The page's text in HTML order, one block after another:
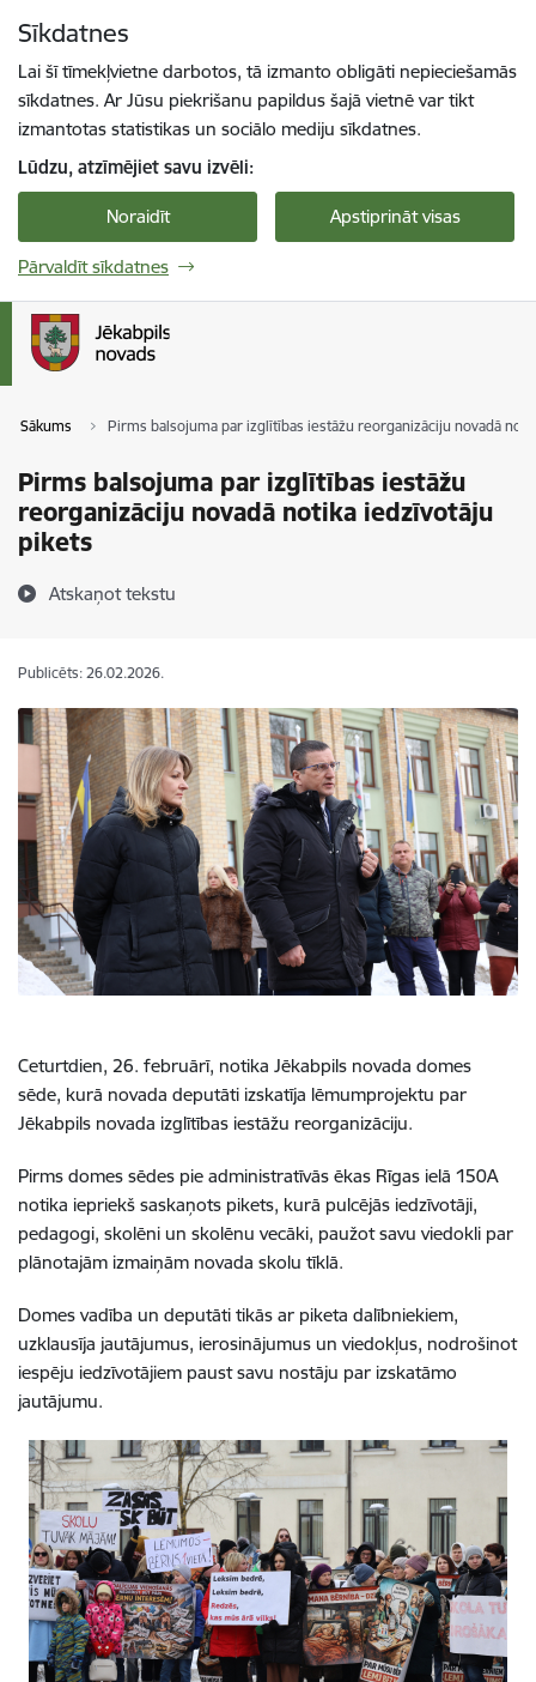
Sīkdatnes
Lai šī tīmekļvietne darbotos, tā izmanto obligāti nepieciešamās
sīkdatnes. Ar Jūsu piekrišanu papildus šajā vietnē var tikt
izmantotas statistikas un sociālo mediju sīkdatnes.
Lūdzu, atzīmējiet savu izvēli:
Noraidīt Apstiprināt visas
Pārvaldīt sīkdatnes
Sākums Pirms balsojuma par izglītības iestāžu reorganizāciju novadā
Pirms balsojuma par izglītības iestāžu
reorganizāciju novadā notika iedzīvotāju
pikets
Atskaņot tekstu
Publicēts: 26.02.2026.
Ceturtdien, 26. februārī, notika Jēkabpils novada domes
sēde, kurā novada deputāti izskatīja lēmumprojektu par
Jēkabpils novada izglītības iestāžu reorganizāciju.
Pirms domes sēdes pie administratīvās ēkas Rīgas ielā 150A
notika iepriekš saskaņots pikets, kurā pulcējās iedzīvotāji,
pedagogi, skolēni un skolēnu vecāki, paužot savu viedokli par
plānotajām izmaiņām novada skolu tīklā.
Domes vadība un deputāti tikās ar piketa dalībniekiem,
uzklausīja jautājumus, ierosinājumus un viedokļus, nodrošinot
iespēju iedzīvotājiem paust savu nostāju par izskatāmo
jautājumu.